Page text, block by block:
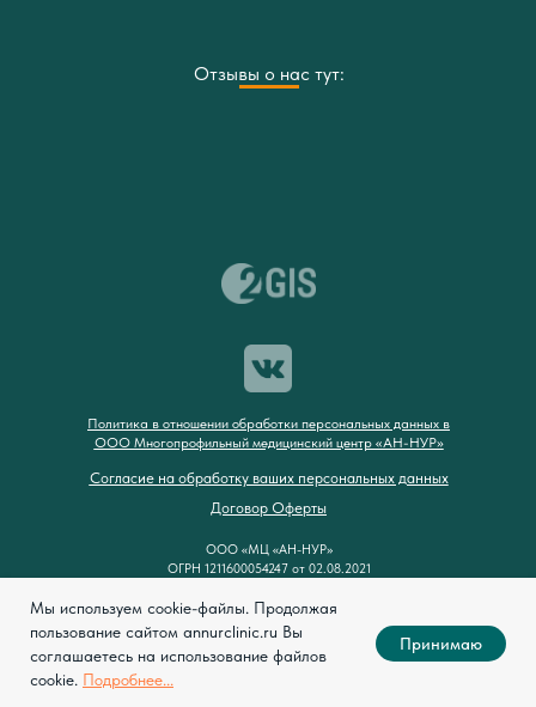
Мы используем cookie-файлы. Продолжая
пользование сайтом annurclinic.ru Вы
соглашаетесь на использование файлов
cookie. Подробнее...
Принимаю
Отзывы о нас тут:
Политика в отношении обработки персональных данных в
ООО Многопрофильный медицинский центр «АН-НУР»
Согласие на обработку ваших персональных данных
Договор Оферты
© АН-НУР. 2026 год. все права защищены.
Многопрофильный медицинский центр «АН-НУР»
ООО «МЦ «АН-НУР»
ОГРН 1211600054247 от 02.08.2021